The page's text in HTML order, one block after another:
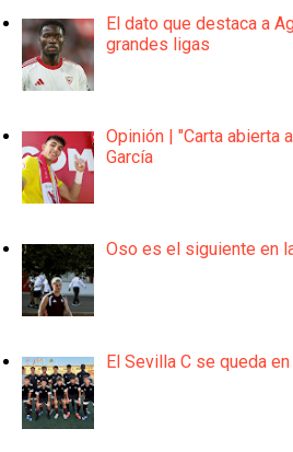
El dato que destaca a
grandes ligas
Opinión | "Carta abierta
García
Oso es el siguiente en
El Sevilla C se queda